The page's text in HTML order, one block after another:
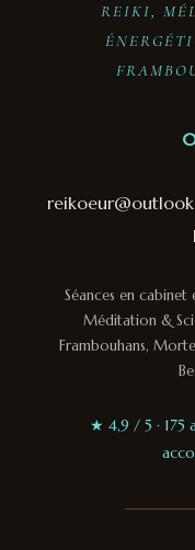
REIKI,
Séances en cabinet
Méditation &
Frambouhans,
★ 4,9 / 5 · 175